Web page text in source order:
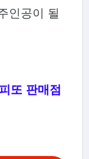
인공이 될
또 판매점